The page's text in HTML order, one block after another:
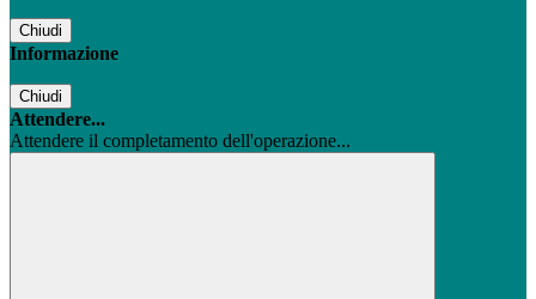
Chiudi
Informazione
Chiudi
Attendere...
Attendere il completamento dell'operazione...